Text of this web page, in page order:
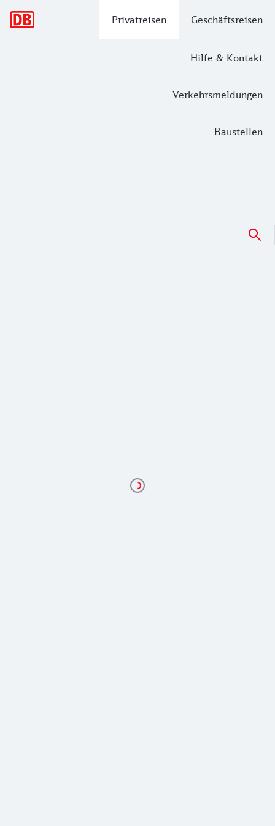
Privatreisen Geschäftsreisen
Hilfe & Kontakt
Verkehrsmeldungen
Baustellen